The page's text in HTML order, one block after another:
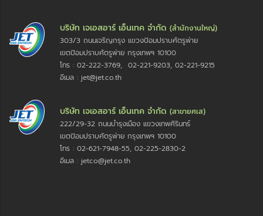
บริษัท เจเอสอาร์ เอ็นเทค จำกัด (สำนักงานใหญ่)
303/3 ถนนเจริญกรุง แขวงป้อมปราบศัตรูพ่าย
เขตป้อมปราบศัตรูพ่าย กรุงเทพฯ 10100
โทร : 02-222-3769, 02-221-9203, 02-221-9215
อีเมล : jet@jet.co.th
บริษัท เจเอสอาร์ เอ็นเทค จำกัด (สาขายศเส)
222/29-32 ถนนบำรุงเมือง แขวงเทพศิรินทร์
เขตป้อมปราบศัตรูพ่าย กรุงเทพฯ 10100
โทร : 02-621-7948-55, 02-225-2830-2
อีเมล : jetco@jet.co.th